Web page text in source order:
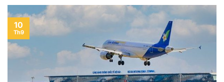
10
Th9